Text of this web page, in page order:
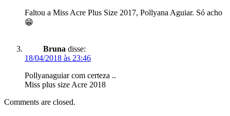
Faltou a Miss Acre Plus Size 2017, Pollyana Aguiar. Só acho
😁
Bruna disse:
18/04/2018 às 23:46
Pollyanaguiar com certeza ..
Miss plus size Acre 2018
Comments are closed.